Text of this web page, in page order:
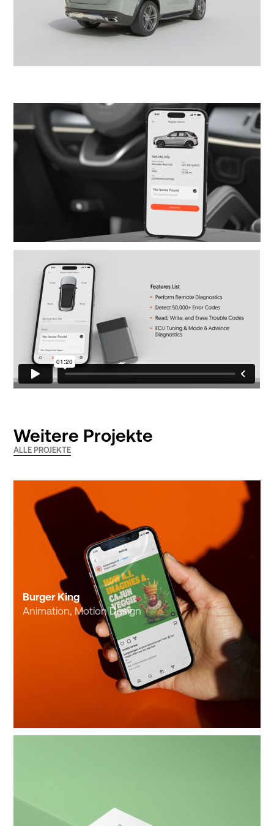
Weitere Projekte
ALLE PROJEKTE
Burger King
Animation, Motion Design